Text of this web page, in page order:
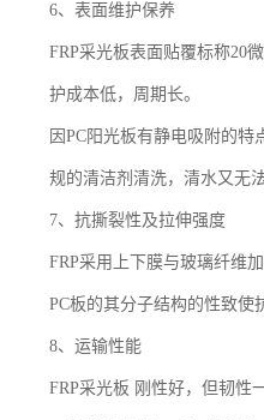
6、表面维护保养
FRP采光板表面贴覆标称20
护成本低，周期长。
因PC阳光板有静电吸附的
规的清洁剂清洗，清水又无
7、抗撕裂性及拉伸强度
FRP采用上下膜与玻璃纤维
PC板的其分子结构的性致使
8、运输性能
FRP采光板 刚性好，但韧性